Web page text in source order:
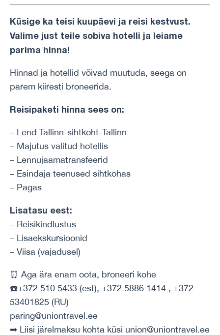
Küsige ka teisi kuupäevi ja reisi kestvust.
Valime just teile sobiva hotelli ja leiame
parima hinna!
Hinnad ja hotellid võivad muutuda, seega on
parem kiiresti broneerida.
Reisipaketi hinna sees on:
– Lend Tallinn-sihtkoht-Tallinn
– Majutus valitud hotellis
– Lennujaamatransfeerid
– Esindaja teenused sihtkohas
– Pagas
Lisatasu eest:
– Reisikindlustus
– Lisaekskursioonid
– Viisa (vajadusel)
⏰ Aga ära enam oota, broneeri kohe
☎️+372 510 5433 (est), +372 5886 1414 , +372
53401825 (RU)
paring@uniontravel.ee
➡ Liisi järelmaksu kohta küsi union@uniontravel.ee